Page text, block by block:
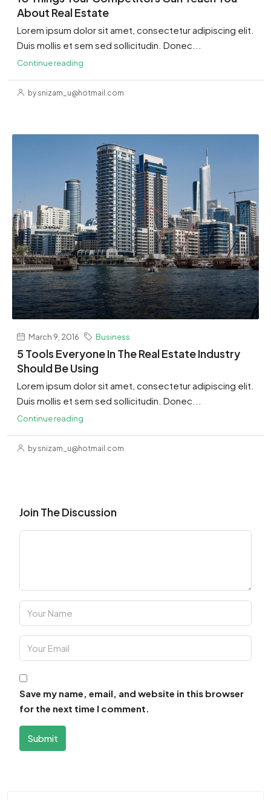
About Real Estate
Lorem ipsum dolor sit amet, consectetur adipiscing elit.
Duis mollis et sem sed sollicitudin. Donec...
Continue reading
by snizam_u@hotmail.com
March 9, 2016 Business
5 Tools Everyone In The Real Estate Industry
Should Be Using
Lorem ipsum dolor sit amet, consectetur adipiscing elit.
Duis mollis et sem sed sollicitudin. Donec...
Continue reading
by snizam_u@hotmail.com
Join The Discussion
Save my name, email, and website in this browser
for the next time I comment.
Submit